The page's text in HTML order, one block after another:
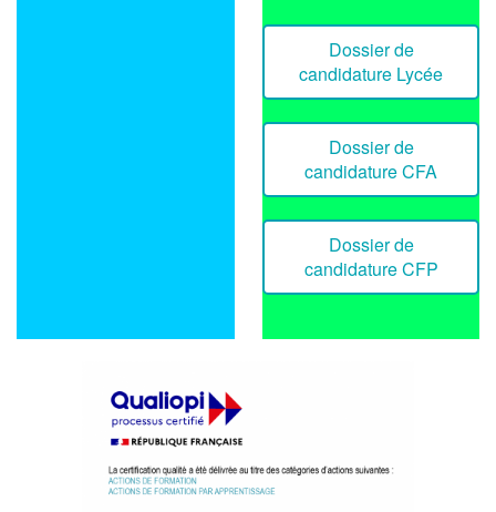
Dossier de
candidature Lycée
Dossier de
candidature CFA
Dossier de
candidature CFP